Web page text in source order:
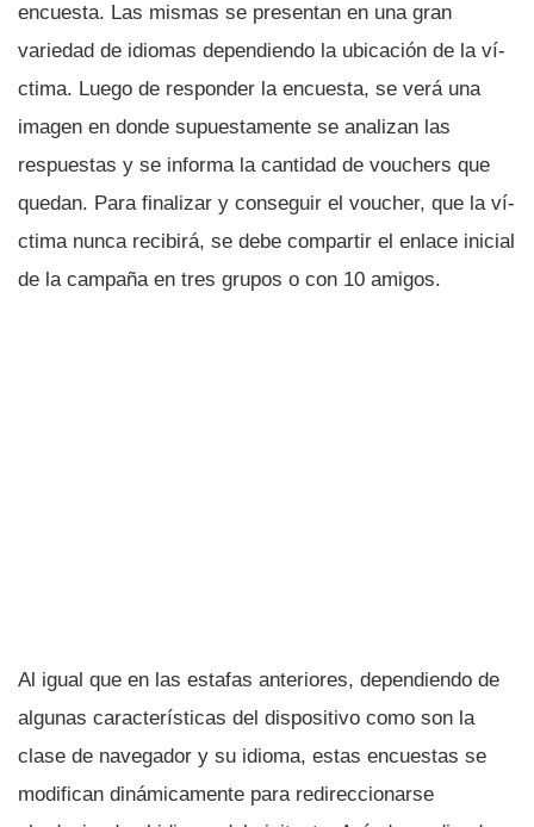
encuesta. Las mismas se presentan en una gran
variedad de idiomas dependiendo la ubicación de la ví­
ctima. Luego de responder la encuesta, se verá una
imagen en donde supuestamente se analizan las
respuestas y se informa la cantidad de vouchers que
quedan. Para finalizar y conseguir el voucher, que la ví­
ctima nunca recibirá, se debe compartir el enlace inicial
de la campaña en tres grupos o con 10 amigos.
Al igual que en las estafas anteriores, dependiendo de
algunas caracterí­sticas del dispositivo como son la
clase de navegador y su idioma, estas encuestas se
modifican dinámicamente para redireccionarse